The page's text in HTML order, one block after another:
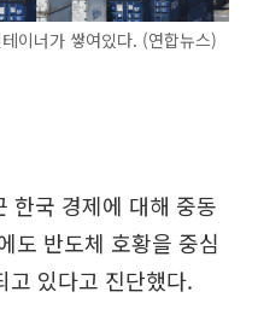
이너가 쌓여있다. (연합뉴스)
한국 경제에 대해 중동
도 반도체 호황을 중심
고 있다고 진단했다.